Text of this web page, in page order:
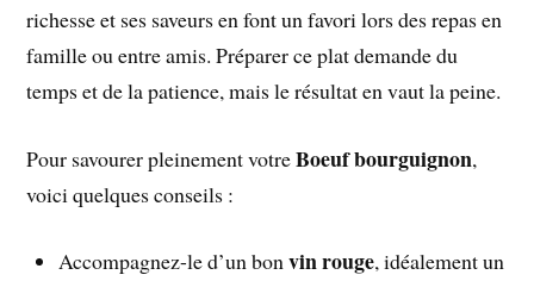
richesse et ses saveurs en font un favori lors des repas en
famille ou entre amis. Préparer ce plat demande du
temps et de la patience, mais le résultat en vaut la peine.
Pour savourer pleinement votreBoeuf bourguignon,
voici quelques conseils :
Accompagnez-le d’un bonvin rouge, idéalement un